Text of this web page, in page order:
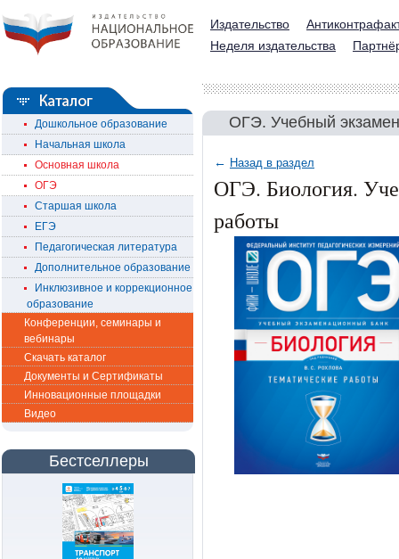
Издательство
Неделя издательства
Дошкольное образование
Начальная школа
Основная школа
ОГЭ
Старшая школа
ЕГЭ
Педагогическая литература
Дополнительное образование
Инклюзивное и коррекционное
образование
Конференции, семинары и
вебинары
Скачать каталог
Документы и Сертификаты
Инновационные площадки
Видео
Бестселлеры
ОГЭ. Учебный
← Назад в раздел
ОГЭ. Биология.
работы